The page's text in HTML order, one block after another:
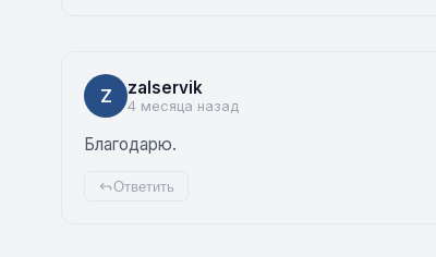
Z zalservik
4 месяца назад
Благодарю.
Ответить